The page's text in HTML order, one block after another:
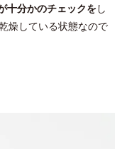
十分かのチェックをし
燥している状態なので